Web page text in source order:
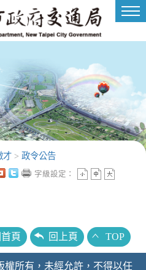
才 > 政令公告
字級設定：
首頁 回上頁 TOP
權所有，未經允許，不得以任